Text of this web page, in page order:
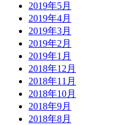
2019年5月
2019年4月
2019年3月
2019年2月
2019年1月
2018年12月
2018年11月
2018年10月
2018年9月
2018年8月